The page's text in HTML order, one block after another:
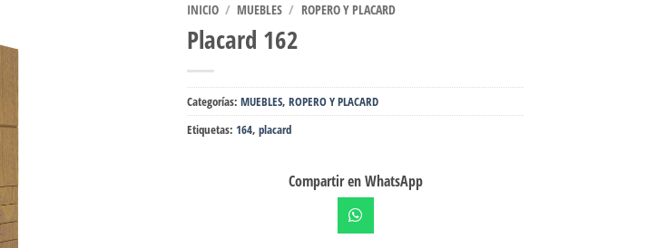
INICIO / MUEBLES / ROPERO Y PLACARD
Placard 162
Categorías:MUEBLES,ROPERO Y PLACARD
Etiquetas:164,placard
Compartir en WhatsApp